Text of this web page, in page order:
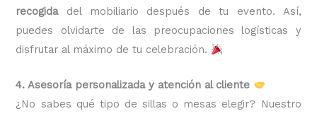
recogidadel mobiliario después de tu evento. Así,
puedes olvidarte de las preocupaciones logísticas y
disfrutar al máximo de tu celebración.
4. Asesoría personalizada y atención al cliente
¿No sabes qué tipo de sillas o mesas elegir? Nuestro